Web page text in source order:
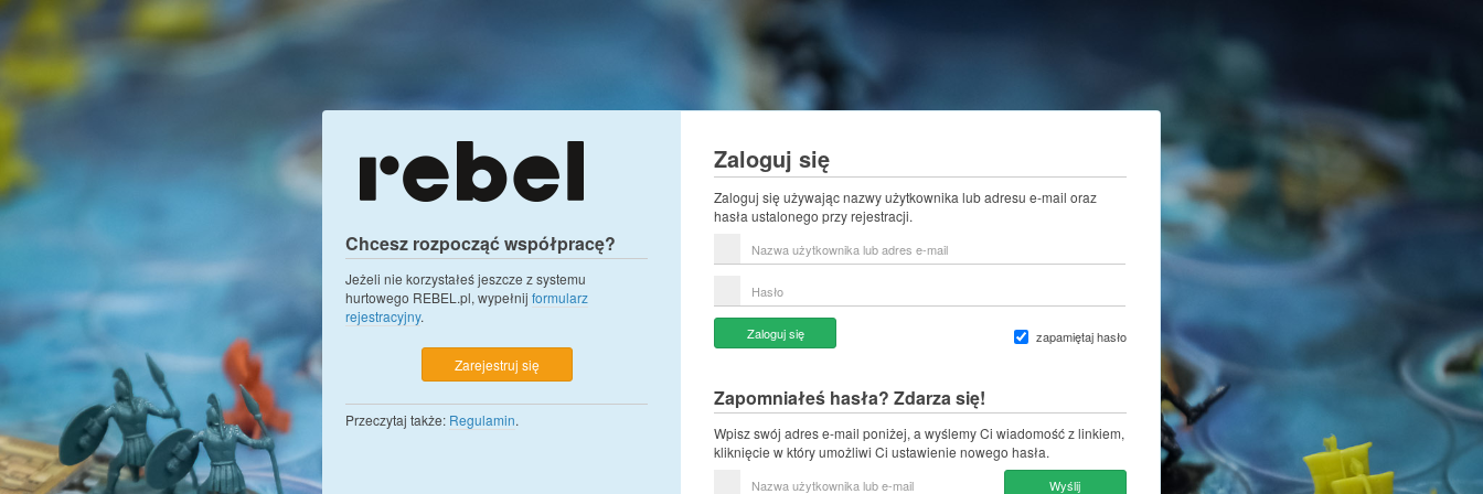
Chcesz rozpocząć współpracę?
Jeżeli nie korzystałeś jeszcze z systemu
hurtowego REBEL.pl, wypełnij formularz
rejestracyjny.
Zarejestruj się
Przeczytaj także: Regulamin.
Zaloguj się
Zaloguj się używając nazwy użytkownika lub adresu e-mail oraz
hasła ustalonego przy rejestracji.
użytkownika
e-
mail
zapamiętaj hasło
Zaloguj się
Zapomniałeś hasła? Zdarza się!
Wpisz swój adres e-mail poniżej, a wyślemy Ci wiadomość z linkiem,
kliknięcie w który umożliwi Ci ustawienie nowego hasła.
Wyślij